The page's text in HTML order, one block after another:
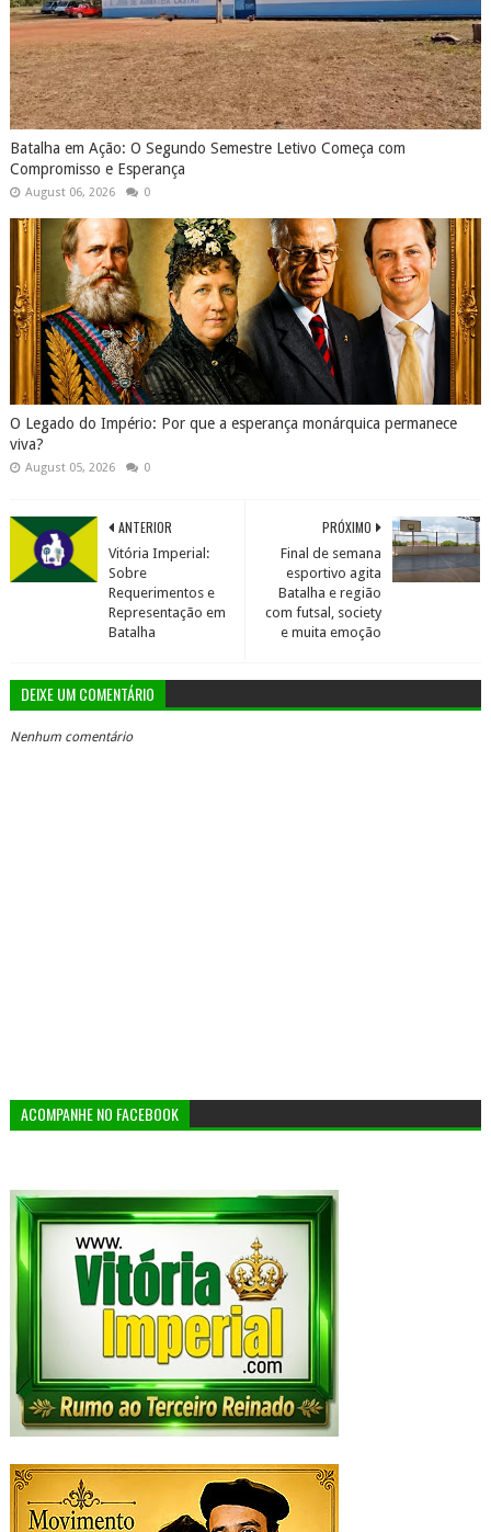
Batalha em Ação: O Segundo Semestre Letivo Começa com
Compromisso e Esperança
August 06, 2026 0
O Legado do Império: Por que a esperança monárquica permanece
viva?
August 05, 2026 0
PRÓXIMO
Final de semana
esportivo agita
Batalha e região
com futsal, society
e muita emoção
ANTERIOR
Vitória Imperial:
Sobre
Requerimentos e
Representação em
Batalha
DEIXE UM COMENTÁRIO
Nenhum comentário
ACOMPANHE NO FACEBOOK